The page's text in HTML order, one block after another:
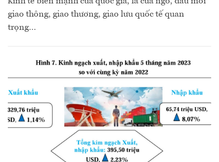
giao thông, giao thương, giao lưu quốc tế quan
trọng…